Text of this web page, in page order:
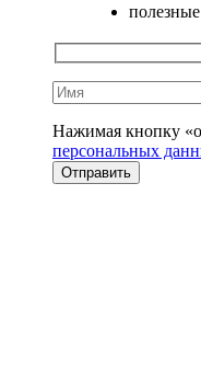
Нажимая кнопку
персональных